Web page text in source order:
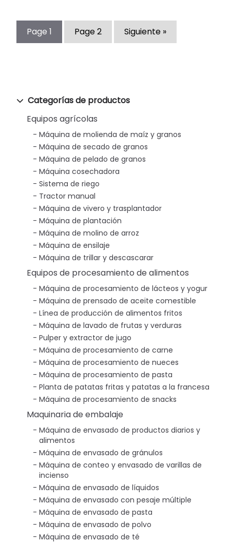
Categorías de productos
Equipos agrícolas
Máquina de molienda de maíz y granos
Máquina de secado de granos
Máquina de pelado de granos
Máquina cosechadora
Sistema de riego
Tractor manual
Máquina de vivero y trasplantador
Máquina de plantación
Máquina de molino de arroz
Máquina de ensilaje
Máquina de trillar y descascarar
Equipos de procesamiento de alimentos
Máquina de procesamiento de lácteos y yogur
Máquina de prensado de aceite comestible
Línea de producción de alimentos fritos
Máquina de lavado de frutas y verduras
Pulper y extractor de jugo
Máquina de procesamiento de carne
Máquina de procesamiento de nueces
Máquina de procesamiento de pasta
Planta de patatas fritas y patatas a la francesa
Máquina de procesamiento de snacks
Maquinaria de embalaje
Máquina de envasado de productos diarios y
alimentos
Máquina de envasado de gránulos
Máquina de conteo y envasado de varillas de
incienso
Máquina de envasado de líquidos
Máquina de envasado con pesaje múltiple
Máquina de envasado de pasta
Máquina de envasado de polvo
Máquina de envasado de té
Page 1 Page2 Siguiente »